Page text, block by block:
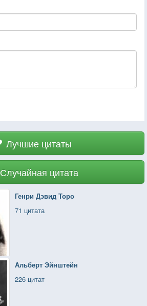
Лучшие цитаты
Случайная цитата
Генри Дэвид Торо
71 цитата
Альберт Эйнштейн
226 цитат